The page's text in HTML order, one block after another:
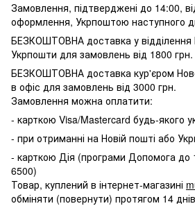
Замовлення, підтверджені до 14:00,
оформлення, Укрпоштою наступного
БЕЗКОШТОВНА доставка у відділення
Укрпошти для замовлень від 1800 грн.
БЕЗКОШТОВНА доставка кур'єром
в офіс для замовлень від 3000 грн.
Замовлення можна оплатити:
- карткою Visa/Mastercard будь-якого
- при отриманні на Новій пошті або
- карткою Дія (програми Допомога до
6500)
Товар, куплений в інтернет-магазині
обміняти (повернути) протягом 14